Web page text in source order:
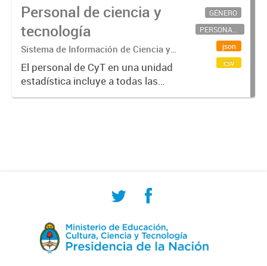
Personal de ciencia y
tecnología
Sistema de Información de Ciencia y
Tecnología Argentino (SICYTAR)
El personal de CyT en una unidad
estadística incluye a todas las
personas involucradas
GÉNERO
PERSONAL CIENTÍFICO-TECNOLÓGICO
json
csv